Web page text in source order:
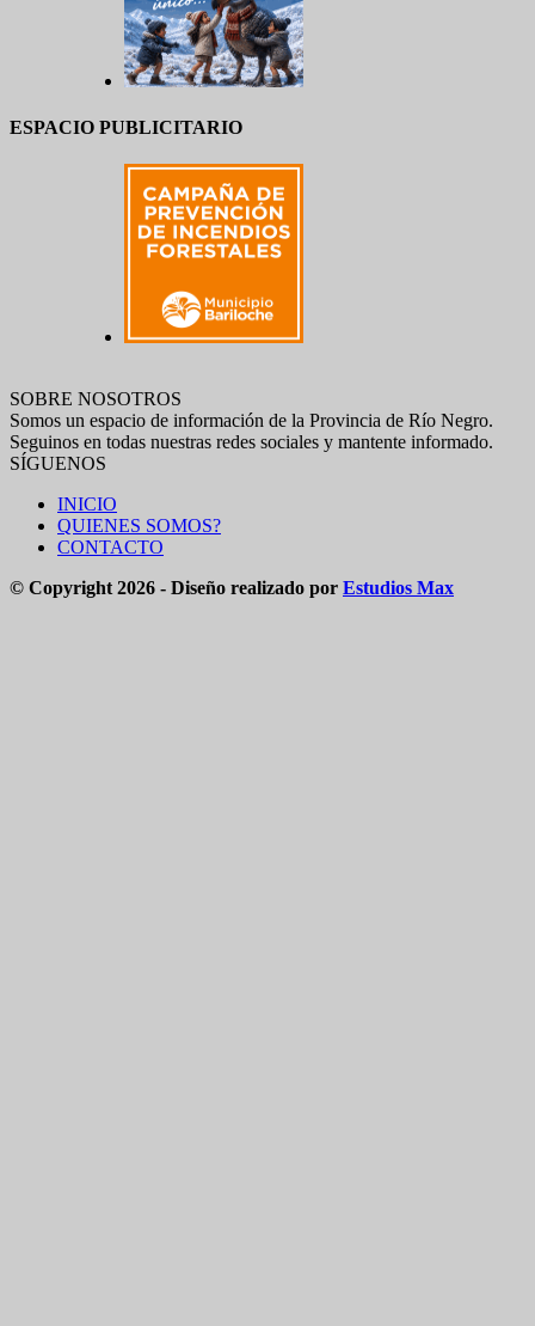
ESPACIO PUBLICITARIO
SOBRE NOSOTROS
Somos un espacio de información de la Provincia de Río Negro.
Seguinos en todas nuestras redes sociales y mantente informado.
SÍGUENOS
INICIO
QUIENES SOMOS?
CONTACTO
© Copyright 2026 - Diseño realizado por Estudios Max